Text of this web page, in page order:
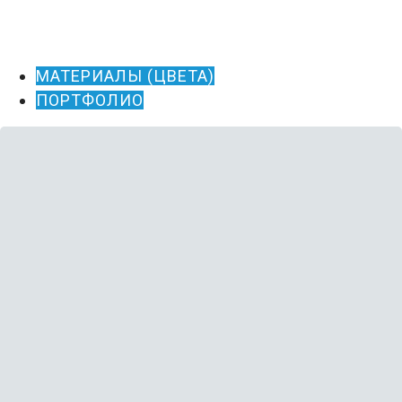
МАТЕРИАЛЫ (ЦВЕТА)
ПОРТФОЛИО